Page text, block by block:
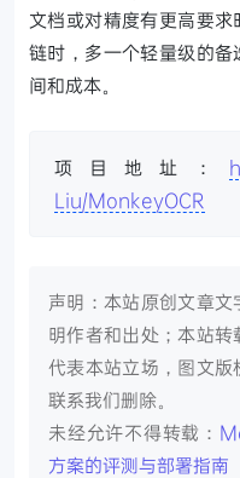
文档或对精度有更高要
链时，多一个轻量级的
间和成本。
项目地址：
Liu/MonkeyOCR
声明：本站原创文章
明作者和出处；本站
代表本站立场，图文
联系我们删除。
未经允许不得转载：
方案的评测与部署指南